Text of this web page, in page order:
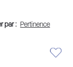
par :